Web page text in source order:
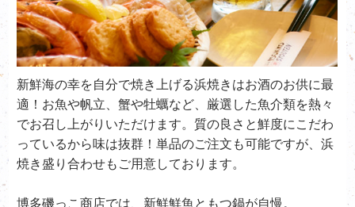
新鮮海の幸を自分で焼き上げる浜焼きはお酒のお供に最
適！お魚や帆立、蟹や牡蠣など、厳選した魚介類を熱々
でお召し上がりいただけます。質の良さと鮮度にこだわ
っているから味は抜群！単品のご注文も可能ですが、浜
焼き盛り合わせもご用意しております。
博多磯っこ商店では、新鮮鮮魚ともつ鍋が自慢。